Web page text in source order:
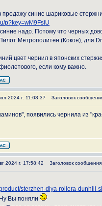
продажу синие шариковые
p?key=wM9FsiU
надо. Потому что черных
Метрополитен (Кокон), для
цвет чернил в японских
если кому важно.
2024 г. 11:08:37 Заголовок
появились чернила из
2024 г. 17:58:42 Заголовок сообщения:
sterzhen-dlya-rollera-dunhill-
Вы поняли